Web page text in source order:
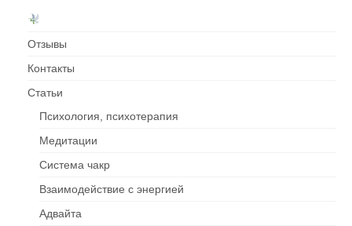
Отзывы
Контакты
Cтатьи
Психология, психотерапия
Медитации
Система чакр
Взаимодействие c энергией
Адвайта